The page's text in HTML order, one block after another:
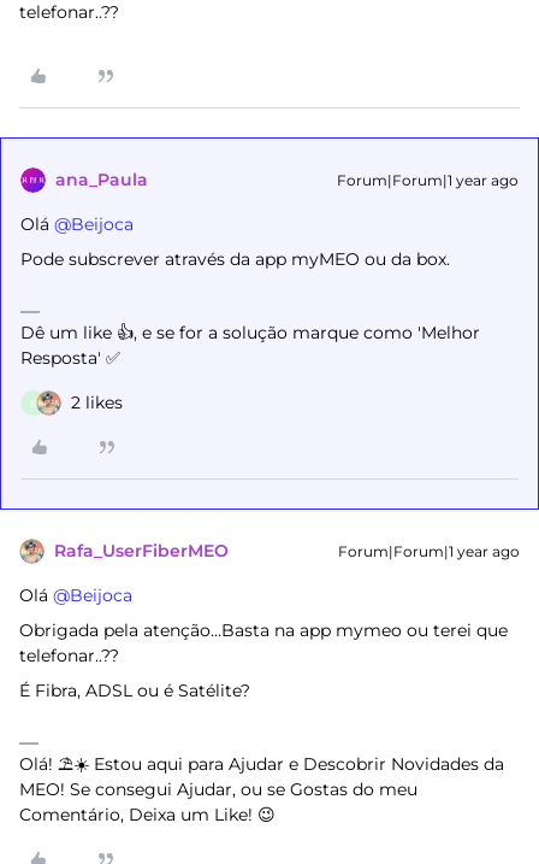
telefonar..??
ana_Paula Forum|Forum|1 year ago
Olá ​ @Beijoca
Pode subscrever através da app myMEO ou da box.
Dê um like 👍, e se for a solução marque como 'Melhor
Resposta' ✅
B 2 likes
Rafa_UserFiberMEO Forum|Forum|1 year ago
Olá ​ @Beijoca
Obrigada pela atenção…Basta na app mymeo ou terei que
telefonar..??
É Fibra, ADSL ou é Satélite?
Olá! ⛱️☀️ Estou aqui para Ajudar e Descobrir Novidades da
MEO! Se consegui Ajudar, ou se Gostas do meu
Comentário, Deixa um Like! 😉